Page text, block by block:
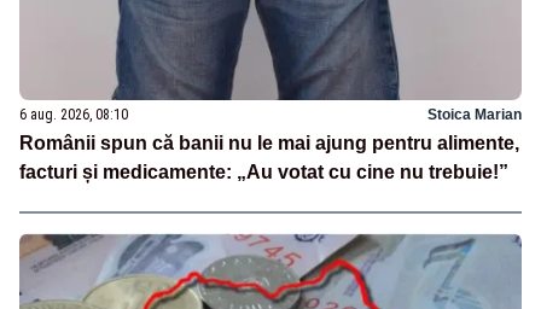
6 aug. 2026, 08:10 Stoica Marian
Românii spun că banii nu le mai ajung pentru alimente,
facturi și medicamente: „Au votat cu cine nu trebuie!”